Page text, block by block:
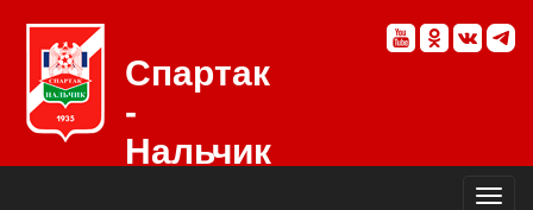
Спартак
-
Нальчик